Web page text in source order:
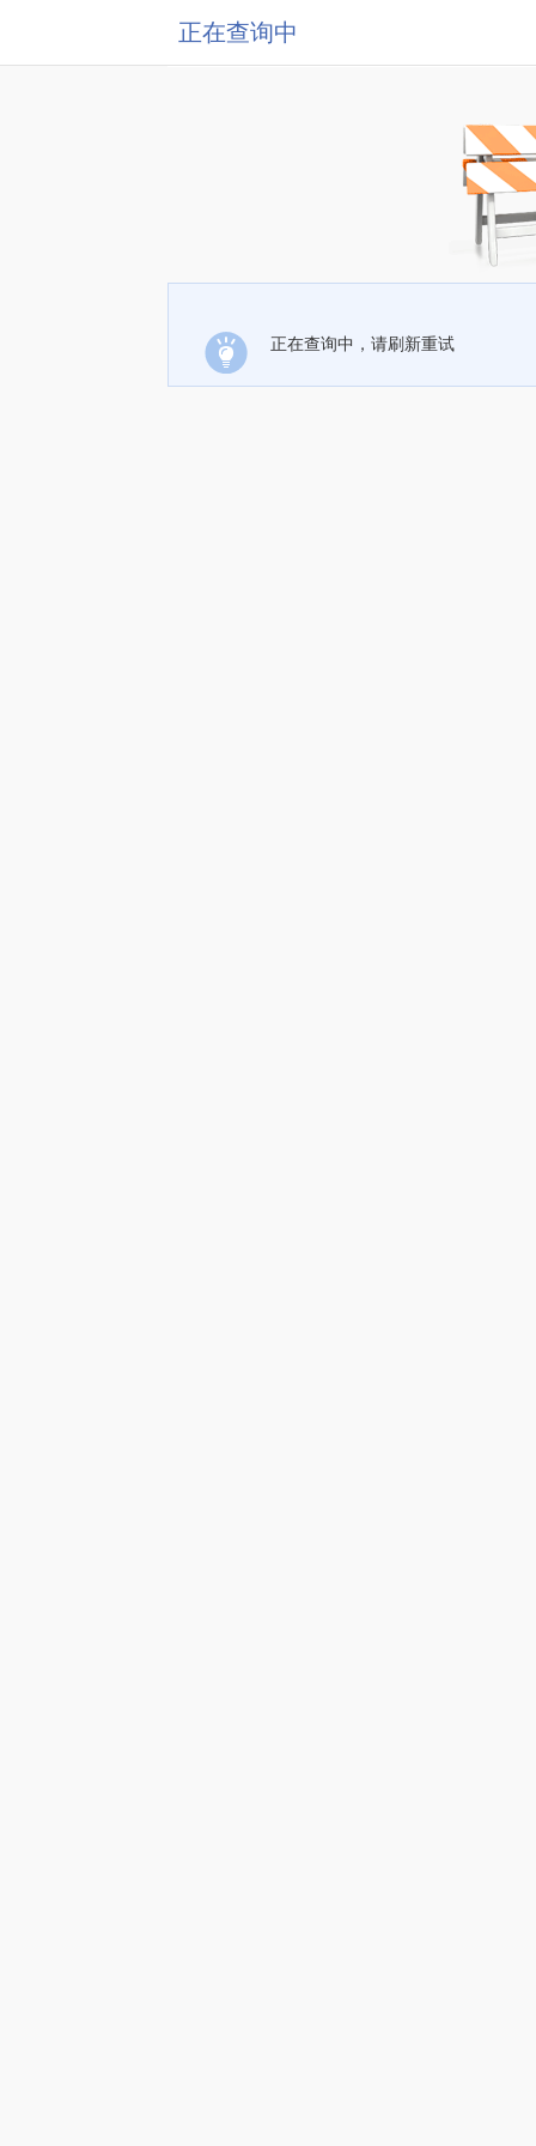
正在查询中
正在查询中，请刷新重试